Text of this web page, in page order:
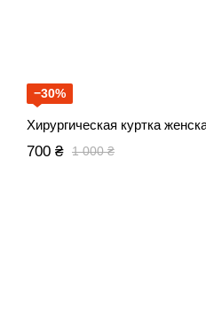
−30%
Хирургическая куртка
1 000 ₴
700 ₴